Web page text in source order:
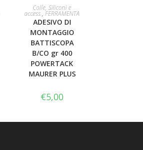
LEGGI TUTTO
Colle, Siliconi e
access.,FERRAMENTA
ADESIVO DI
MONTAGGIO
BATTISCOPA
B/CO gr 400
POWERTACK
MAURER PLUS
€5,00